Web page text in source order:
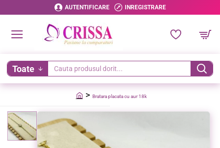
AUTENTIFICARE INREGISTRARE
Toate
Cauta
produsul
Bratara placata cu aur 18k